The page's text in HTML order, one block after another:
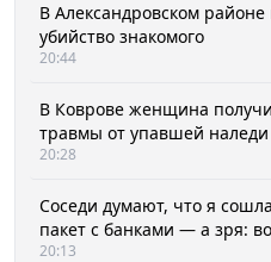
В Александровском районе
убийство знакомого
20:44
В Коврове женщина
травмы от упавшей наледи
20:28
Соседи думают, что я
пакет с банками — а зря:
20:13